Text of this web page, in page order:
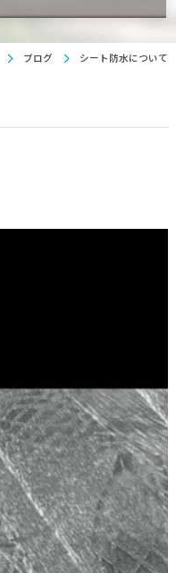
ブログ シート防水について